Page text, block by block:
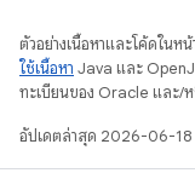
ตัวอย่างเนื้อหาและโค้ดในห
ใช้เนื้อหา Java และ
ทะเบียนของ Oracle และ/ห
อัปเดตล่าสุด 2026-06-18